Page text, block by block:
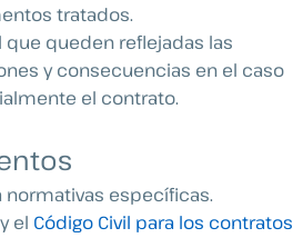
tratados.
queden reflejadas las
y consecuencias en el caso
el contrato.
normativas específicas.
y el Código Civil para los contratos